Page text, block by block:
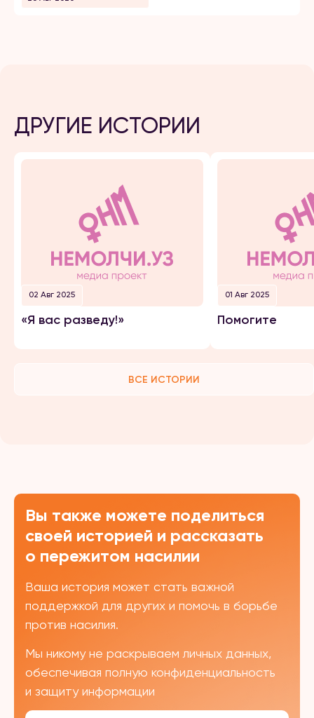
ДРУГИЕ ИСТОРИИ
02 Авг 2025
«Я вас разведу!»
01 Авг 2025
Помогите
ВСЕ ИСТОРИИ
Вы также можете поделиться
своей историей и рассказать
о пережитом насилии
Ваша история может стать важной
поддержкой для других и помочь в борьбе
против насилия.
Мы никому не раскрываем личных данных,
обеспечивая полную конфиденциальность
и защиту информации